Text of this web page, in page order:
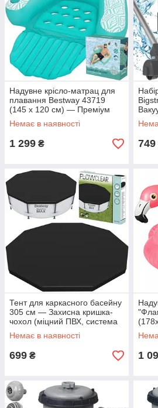
Надувне крісло-матрац для
плавання Bestway 43719
(145 х 120 см) — Преміум
шезлонг із підсклянником та
поверхнею Comfort Plush™
Немає в наявності
1 299 ₴
для
см)
749
Тент для каркасного басейну
305 см — Захисна кришка-
чохол (міцний ПВХ, система
відведення води)
Немає в наявності
699 ₴
40 кг
1